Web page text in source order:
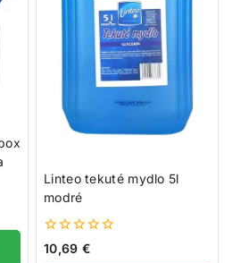
Linteo tekuté mydlo 5l
modré
0
10,69 €